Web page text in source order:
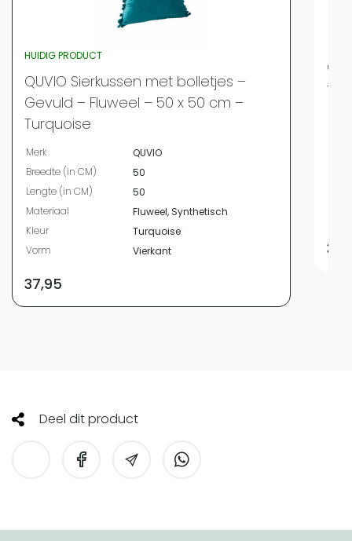
HUIDIG PRODUCT
QUVIO Sierkussen met bolletjes –
Gevuld – Fluweel – 50 x 50 cm –
Turquoise
Merk
QUVIO
Breedte (in CM)
50
Lengte (in CM)
50
Materiaal
Fluweel, Synthetisch
Kleur
Turquoise
Vorm
Vierkant
37,95
Deel dit product